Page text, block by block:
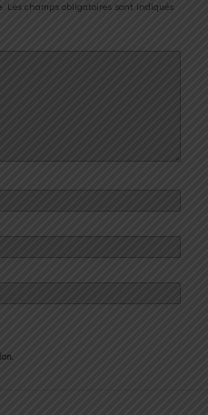
Les champs obligatoires sont indiqués